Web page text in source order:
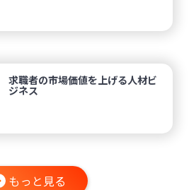
求職者の市場価値を上げる人材ビ
ジネス
もっと見る